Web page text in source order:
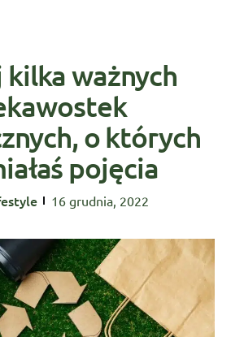
kilka ważnych
o których
pojęcia
16 grudnia, 2022